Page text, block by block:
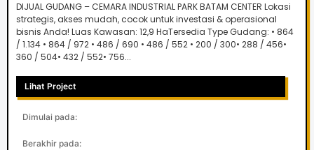
DIJUAL GUDANG – CEMARA INDUSTRIAL PARK BATAM CENTER Lokasi
strategis, akses mudah, cocok untuk investasi & operasional
bisnis Anda! Luas Kawasan: 12,9 HaTersedia Type Gudang: • 864
/ 1.134 • 864 / 972 • 486 / 690 • 486 / 552 • 200 / 300• 288 / 456•
360 / 504• 432 / 552• 756...
Lihat Project
Dimulai pada:
Berakhir pada: